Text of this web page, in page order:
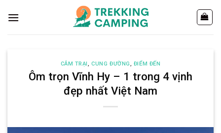
đến
CẮM TRẠI,CUNG ĐƯỜNG, ĐIỂM ĐẾN
Ôm trọn Vĩnh Hy – 1 trong 4 vịnh
đẹp nhất Việt Nam